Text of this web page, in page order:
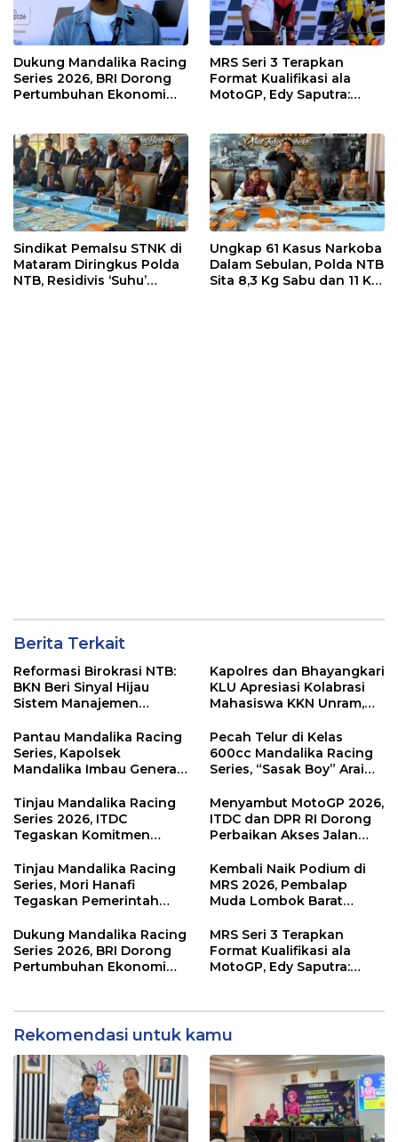
Dukung Mandalika Racing
Series 2026, BRI Dorong
Pertumbuhan Ekonomi
MRS Seri 3 Terapkan
Format Kualifikasi ala
MotoGP, Edy Saputra:
Sindikat Pemalsu STNK di
Mataram Diringkus Polda
NTB, Residivis ‘Suhu’
Ungkap 61 Kasus Narkoba
Dalam Sebulan, Polda NTB
Sita 8,3 Kg Sabu dan 11 Kg
Berita Terkait
Reformasi Birokrasi NTB:
BKN Beri Sinyal Hijau
Sistem Manajemen
Kapolres dan Bhayangkari
KLU Apresiasi Kolabrasi
Mahasiswa KKN Unram,
Sampah Jadi Rupiah
Pantau Mandalika Racing
Series, Kapolsek
Mandalika Imbau Generasi
Sirkuit, Bukan Jalan Raya
Pecah Telur di Kelas
600cc Mandalika Racing
Series, “Sasak Boy” Arai
Kemenangan
Tinjau Mandalika Racing
Series 2026, ITDC
Tegaskan Komitmen
Dampak Ekonomi
Kawasan
Menyambut MotoGP 2026,
ITDC dan DPR RI Dorong
Perbaikan Akses Jalan
di KEK Mandalika
Tinjau Mandalika Racing
Series, Mori Hanafi
Tegaskan Pemerintah
NTB
Kembali Naik Podium di
MRS 2026, Pembalap
Muda Lombok Barat
Menuju Tingkat Asia
Dukung Mandalika Racing
Series 2026, BRI Dorong
Pertumbuhan Ekonomi
MRS Seri 3 Terapkan
Format Kualifikasi ala
MotoGP, Edy Saputra:
Rekomendasi untuk kamu